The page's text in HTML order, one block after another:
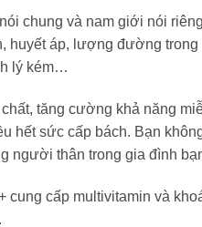
chung và nam giới nói
huyết áp, lượng đường
lý kém…
tăng cường khả năng
hết sức cấp bách. Bạn
người thân trong gia đình
cung cấp multivitamin và